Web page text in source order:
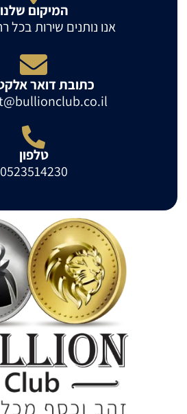
המיקום שלנו
אנו נותנים שירות בכל
כתובת דואר
טלפון
0523514230